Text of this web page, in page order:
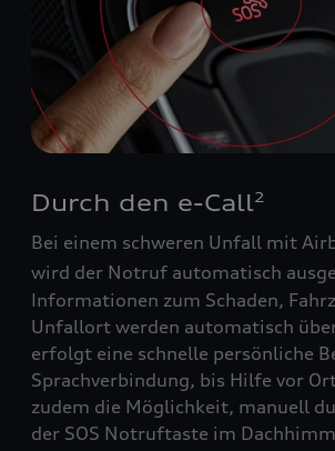
Durch den e-Call2
Bei einem schweren Unfall mit
wird der Notruf automatisch
Informationen zum Schaden,
Unfallort werden automatisch
erfolgt eine schnelle persönliche
Sprachverbindung, bis Hilfe vor
zudem die Möglichkeit, manuell
der SOS Notruftaste im